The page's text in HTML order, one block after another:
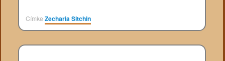
CímkeZecharia Sitchin